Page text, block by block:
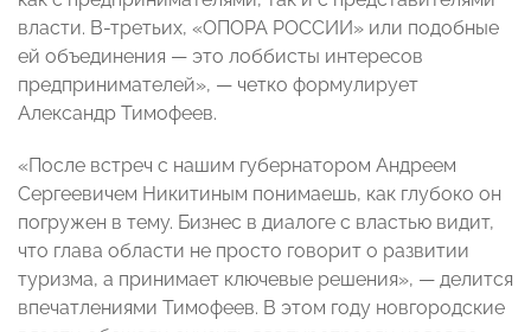
власти. В-третьих, «ОПОРА РОССИИ» или подобные
ей объединения — это лоббисты интересов
предпринимателей», — четко формулирует
Александр Тимофеев.
«После встреч с нашим губернатором Андреем
Сергеевичем Никитиным понимаешь, как глубоко он
погружен в тему. Бизнес в диалоге с властью видит,
что глава области не просто говорит о развитии
туризма, а принимает ключевые решения», — делится
впечатлениями Тимофеев. В этом году новгородские